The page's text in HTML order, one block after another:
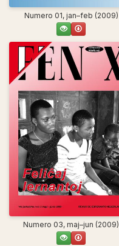
Numero 01, jan–feb (2009)
Numero 03, maj–jun (2009)